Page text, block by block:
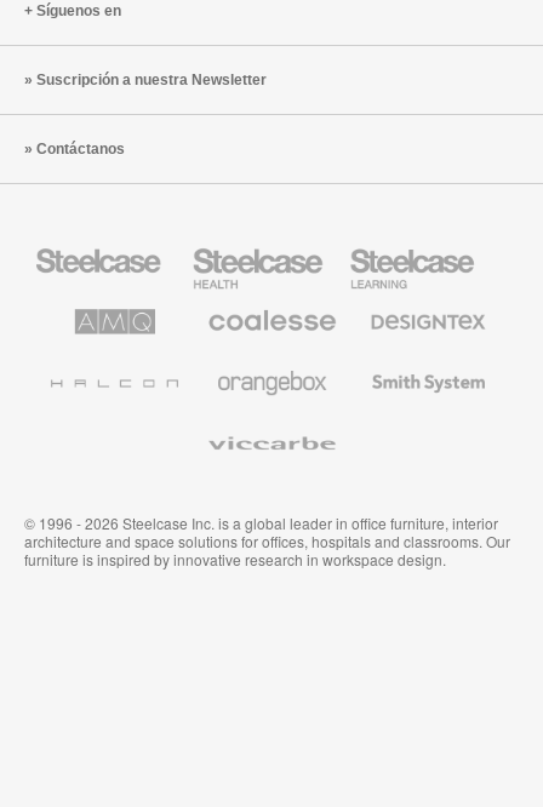
Síguenos en
Suscripción a nuestra Newsletter
Contáctanos
Steelcase
para
sanidad
Steelcase
para
educación
Steelcase
Solutions
premium
System
© 1996 - 2026 Steelcase Inc. is a global leader in office furniture, interior
architecture and space solutions for offices, hospitals and classrooms. Our
furniture is inspired by innovative research in workspace design.